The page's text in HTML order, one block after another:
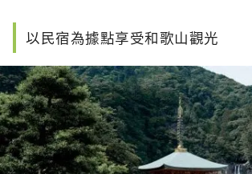
以民宿為據點享受和歌山觀光